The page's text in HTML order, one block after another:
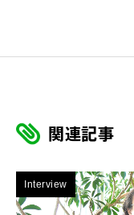
関連記事
Interview